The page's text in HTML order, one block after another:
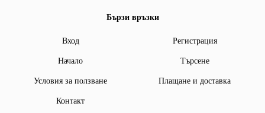
Бързи връзки
Вход Регистрация
Начало Търсене
Условия за ползване Плащане и доставка
Контакт